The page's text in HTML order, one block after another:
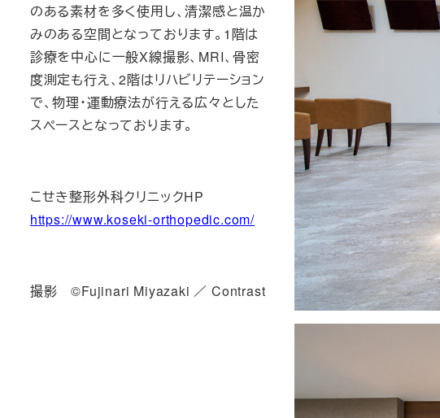
のある素材を多く使用し、清潔感と温か
みのある空間となっております。1階は
診療を中心に一般X線撮影、MRI、骨密
度測定も行え、2階はリハビリテーション
で、物理・運動療法が行える広々とした
スペースとなっております。
こせき整形外科クリニックHP
https://www.koseki-orthopedic.com/
撮影 ©Fujinari Miyazaki ／ Contrast